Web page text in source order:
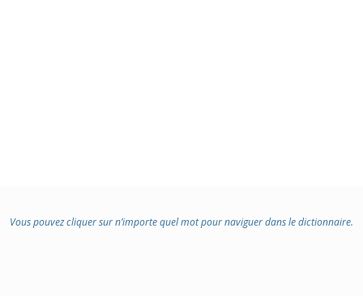
Vous pouvez cliquer sur n’importe quel mot pour naviguer dans le dictionnaire.